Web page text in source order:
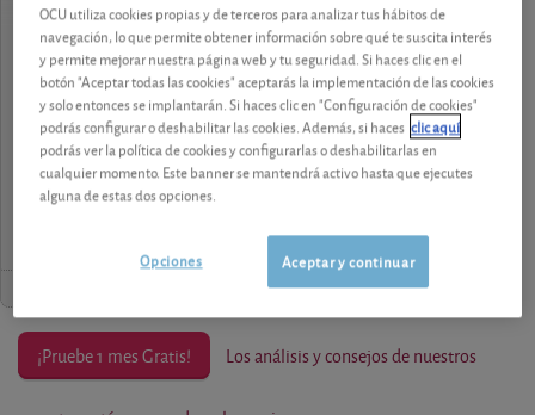
contenido premium
Los análisis y consejos de nuestros expertos están
reservados a los socios.
¡Pruebe 1 mes Gratis!
¡Pruebe 1 mes Gratis! Los análisis y consejos de nuestros
OCU utiliza cookies propias y de terceros para analizar tus hábitos de
navegación, lo que permite obtener información sobre qué te suscita interés
y permite mejorar nuestra página web y tu seguridad. Si haces clic en el
botón "Aceptar todas las cookies" aceptarás la implementación de las cookies
y solo entonces se implantarán. Si haces clic en "Configuración de cookies"
podrás configurar o deshabilitar las cookies. Además, si haces clic aquí
podrás ver la política de cookies y configurarlas o deshabilitarlas en
cualquier momento. Este banner se mantendrá activo hasta que ejecutes
alguna de estas dos opciones.
Aceptar y continuar
Opciones